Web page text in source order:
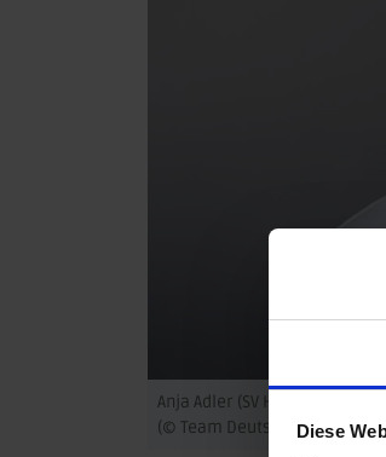
Diese
Anja Adler (SV Halle)
(© Team Deutschland /